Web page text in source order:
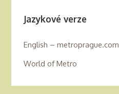
Jazykové verze
English – metroprague.com
World of Metro